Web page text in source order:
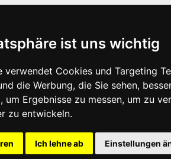
ist uns wichtig
verwendet Cookies und Targeting
die Werbung, die Sie sehen,
um Ergebnisse zu messen, um zu
zu entwickeln.
Ich lehne ab Einstellungen